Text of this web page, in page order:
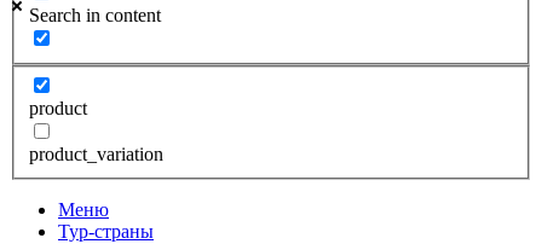
Search in content
product
product_variation
Меню
Тур-страны